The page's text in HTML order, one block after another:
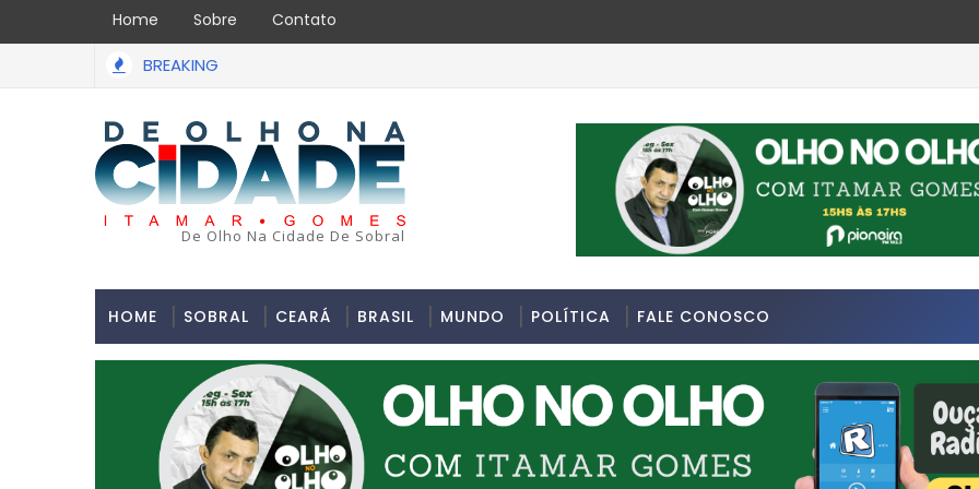
Home Sobre Contato
BREAKING
De Olho Na Cidade De Sobral
HOME SOBRAL CEARÁ BRASIL MUNDO POLÍTICA FALE CONOSCO